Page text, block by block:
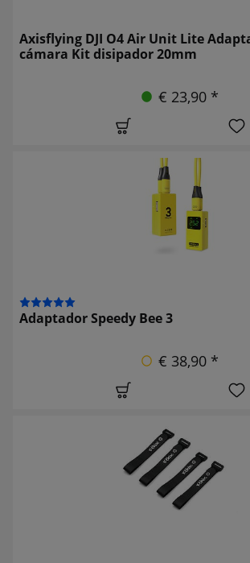
Axisflying DJI O4 Air Unit Lite
cámara Kit disipador 20mm
€ 23,90 *
Adaptador Speedy Bee 3
€ 38,90 *